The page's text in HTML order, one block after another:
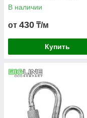
В наличии
от 430 ₸/м
Купить